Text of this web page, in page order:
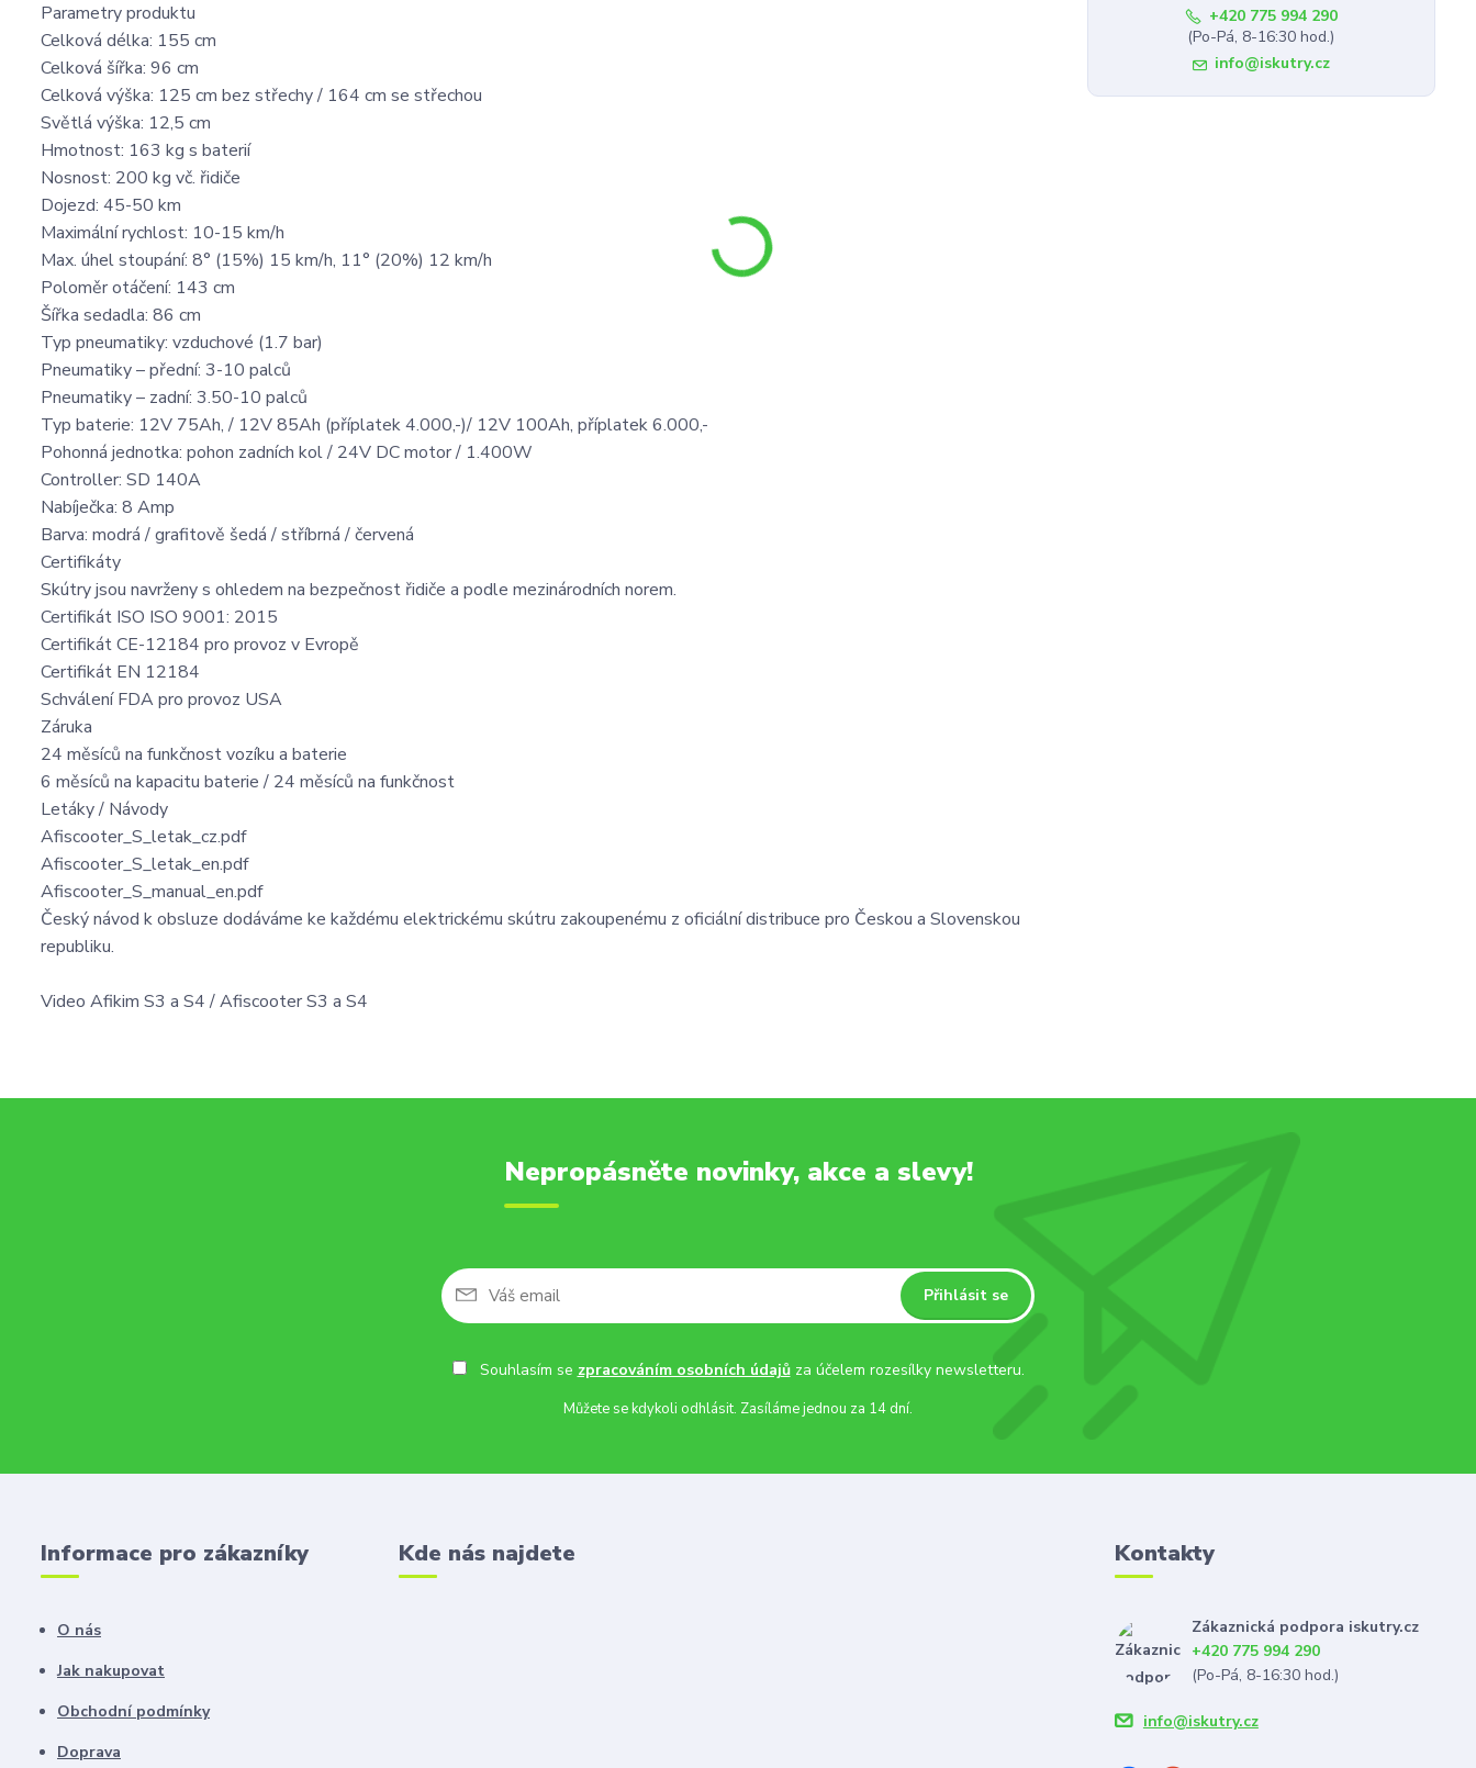
Parametry produktu
Celková délka: 155 cm
Celková šířka: 96 cm
Celková výška: 125 cm bez střechy / 164 cm se střechou
Světlá výška: 12,5 cm
Hmotnost: 163 kg s baterií
Nosnost: 200 kg vč. řidiče
Dojezd: 45-50 km
Maximální rychlost: 10-15 km/h
Max. úhel stoupání: 8° (15%) 15 km/h, 11° (20%) 12 km/h
Poloměr otáčení: 143 cm
Šířka sedadla: 86 cm
Typ pneumatiky: vzduchové (1.7 bar)
Pneumatiky – přední: 3-10 palců
Pneumatiky – zadní: 3.50-10 palců
Typ baterie: 12V 75Ah, / 12V 85Ah (příplatek 4.000,-)/ 12V 100Ah, příplatek 6.000,-
Pohonná jednotka: pohon zadních kol / 24V DC motor / 1.400W
Controller: SD 140A
Nabíječka: 8 Amp
Barva: modrá / grafitově šedá / stříbrná / červená
Certifikáty
Skútry jsou navrženy s ohledem na bezpečnost řidiče a podle mezinárodních norem.
Certifikát ISO ISO 9001: 2015
Certifikát CE-12184 pro provoz v Evropě
Certifikát EN 12184
Schválení FDA pro provoz USA
Záruka
24 měsíců na funkčnost vozíku a baterie
6 měsíců na kapacitu baterie / 24 měsíců na funkčnost
Letáky / Návody
Afiscooter_S_letak_cz.pdf
Afiscooter_S_letak_en.pdf
Afiscooter_S_manual_en.pdf
Český návod k obsluze dodáváme ke každému elektrickému skútru zakoupenému z oficiální distribuce pro Českou a Slovenskou
republiku.
Video Afikim S3 a S4 / Afiscooter S3 a S4
+420 775 994 290
(Po-Pá, 8-16:30 hod.)
info@iskutry.cz
Nepropásněte novinky, akce a slevy!
Přihlásit se
Souhlasím se zpracováním osobních údajůza účelem rozesílky newsletteru.
Můžete se kdykoli odhlásit. Zasíláme jednou za 14 dní.
Informace pro zákazníky
O nás
Jak nakupovat
Obchodní podmínky
Doprava
Kde nás najdete Kontakty
Zákaznická podpora iskutry.cz
+420 775 994 290
(Po-Pá, 8-16:30 hod.)
info@iskutry.cz